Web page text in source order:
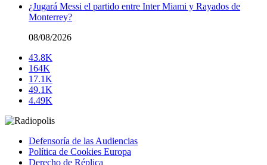
¿Jugará Messi el partido entre Inter Miami y Rayados de
Monterrey?
08/08/2026
43.8K
164K
17.1K
49.1K
4.49K
Defensoría de las Audiencias
Política de Cookies Europa
Derecho de Réplica